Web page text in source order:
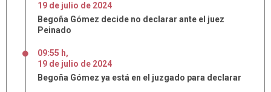
19 de julio de 2024
Begoña Gómez decide no declarar ante el juez
Peinado
09:55 h,
19 de julio de 2024
Begoña Gómez ya está en el juzgado para declarar